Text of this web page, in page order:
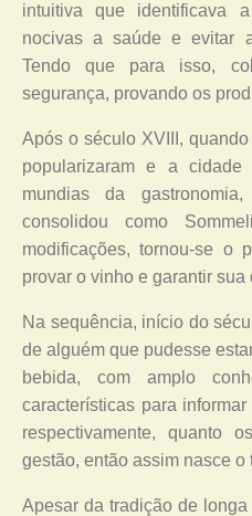
intuitiva que identificava
nocivas a saúde e evitar
Tendo que para isso,
segurança, provando os
Após o século XVIII,
popularizaram e a
mundias da
consolidou como
modificações, tornou-se o
provar o vinho e garantir sua
Na sequência, início do
de alguém que pudesse
bebida, com amplo
características para
respectivamente, quanto
gestão, então assim nasce o
Apesar da tradição de